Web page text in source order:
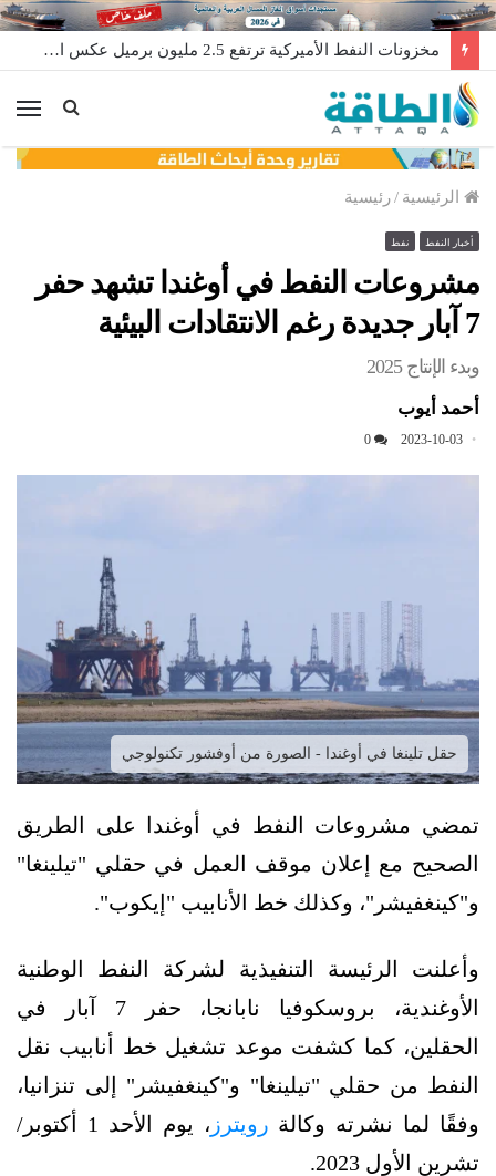
مخزونات النفط الأميركية ترتفع 2.5 مليون برميل عكس التوقعات
الرئيسية /رئيسية
أخبار النفط نفط
مشروعات النفط في أوغندا تشهد حفر
7 آبار جديدة رغم الانتقادات البيئية
وبدء الإنتاج 2025
أحمد أيوب
2023-10-03
0
حقل تلينغا في أوغندا - الصورة من أوفشور تكنولوجي
تمضي مشروعات النفط في أوغندا على الطريق
الصحيح مع إعلان موقف العمل في حقلي "تيلينغا"
و"كينغفيشر"، وكذلك خط الأنابيب "إيكوب".
وأعلنت الرئيسة التنفيذية لشركة النفط الوطنية
الأوغندية، بروسكوفيا نابانجا، حفر 7 آبار في
الحقلين، كما كشفت موعد تشغيل خط أنابيب نقل
النفط من حقلي "تيلينغا" و"كينغفيشر" إلى تنزانيا،
وفقًا لما نشرته وكالة رويترز
، يوم الأحد 1 أكتوبر/
تشرين الأول 2023.